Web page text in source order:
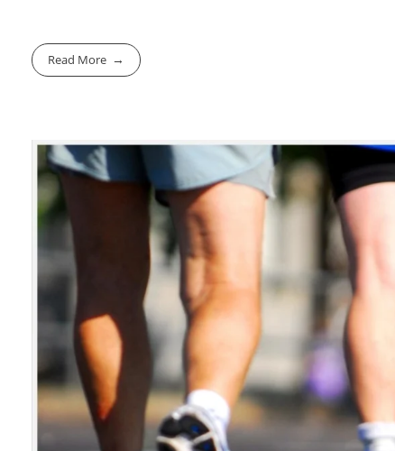
Read More